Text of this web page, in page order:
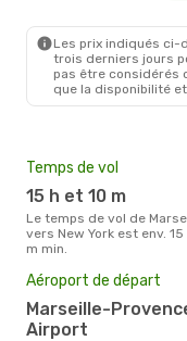
Les prix indiqués ci-
trois derniers jours
pas être considérés
que la disponibilité
Temps de vol
15 h et 10 m
Le temps de vol de Marseille
vers New York est env. 15
m min.
Aéroport de départ
Marseille-Provence
Airport